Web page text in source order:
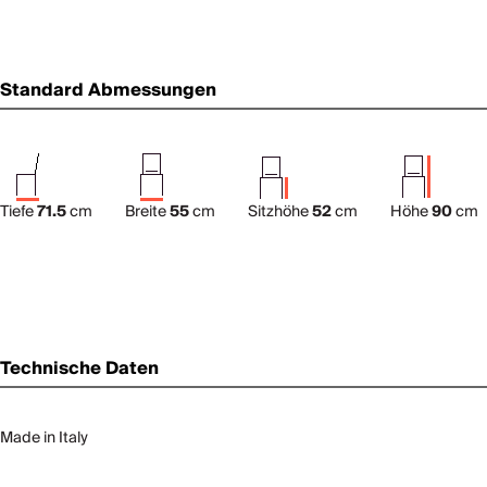
Standard Abmessungen
Tiefe71.5cm Breite55cm Sitzhöhe52cm Höhe90cm
Technische Daten
Made in Italy